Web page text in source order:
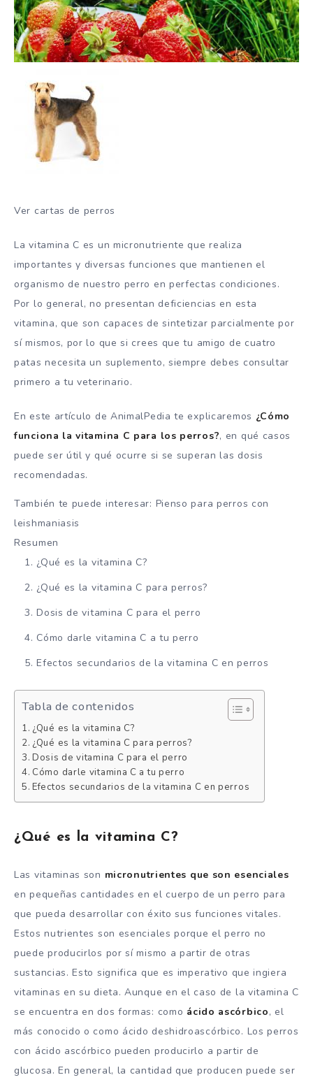
Ver cartas de perros
La vitamina C es un micronutriente que realiza
importantes y diversas funciones que mantienen el
organismo de nuestro perro en perfectas condiciones.
Por lo general, no presentan deficiencias en esta
vitamina, que son capaces de sintetizar parcialmente por
sí mismos, por lo que si crees que tu amigo de cuatro
patas necesita un suplemento, siempre debes consultar
primero a tu veterinario.
En este artículo de AnimalPedia te explicaremos ¿Cómo
funciona la vitamina C para los perros?, en qué casos
puede ser útil y qué ocurre si se superan las dosis
recomendadas.
También te puede interesar: Pienso para perros con
leishmaniasis
Resumen
¿Qué es la vitamina C?
¿Qué es la vitamina C para perros?
Dosis de vitamina C para el perro
Cómo darle vitamina C a tu perro
Efectos secundarios de la vitamina C en perros
Tabla de contenidos
¿Qué es la vitamina C?
¿Qué es la vitamina C para perros?
Dosis de vitamina C para el perro
Cómo darle vitamina C a tu perro
Efectos secundarios de la vitamina C en perros
¿Qué es la vitamina C?
Las vitaminas son micronutrientes que son esenciales
en pequeñas cantidades en el cuerpo de un perro para
que pueda desarrollar con éxito sus funciones vitales.
Estos nutrientes son esenciales porque el perro no
puede producirlos por sí mismo a partir de otras
sustancias. Esto significa que es imperativo que ingiera
vitaminas en su dieta. Aunque en el caso de la vitamina C
se encuentra en dos formas: como ácido ascórbico, el
más conocido o como ácido deshidroascórbico. Los perros
con ácido ascórbico pueden producirlo a partir de
glucosa. En general, la cantidad que producen puede ser